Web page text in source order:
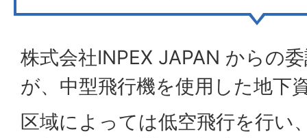
株式会社INPEX JAPAN からの
が、中型飛行機を使用した地下
区域によっては低空飛行を行い